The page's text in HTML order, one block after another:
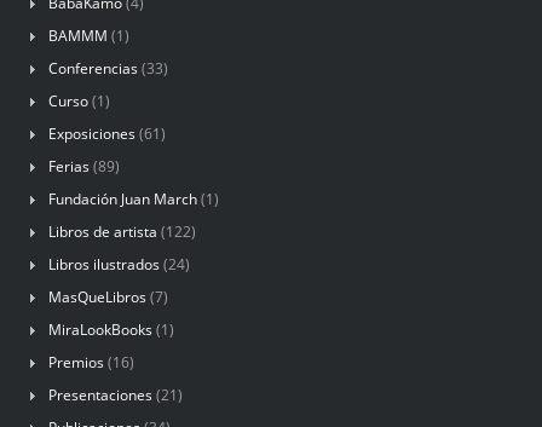
BAMMM (1)
Conferencias (33)
Curso(1)
Exposiciones (61)
Ferias (89)
Fundación Juan March(1)
Libros de artista (122)
Libros ilustrados (24)
MasQueLibros (7)
MiraLookBooks (1)
Premios (16)
Presentaciones (21)